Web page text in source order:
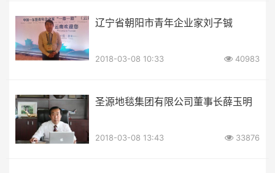
辽宁省朝阳市青年企业家刘子铖
2018-03-08 10:33 40983
圣源地毯集团有限公司董事长薛玉明
2018-03-08 13:43 33876